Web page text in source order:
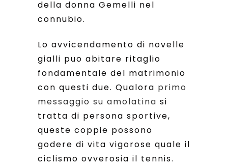
della donna Gemelli nel
connubio.
Lo avvicendamento di novelle
gialli puo abitare ritaglio
fondamentale del matrimonio
con questi due. Qualora primo
messaggio su amolatina si
tratta di persona sportive,
queste coppie possono
godere di vita vigorose quale il
ciclismo ovverosia il tennis.